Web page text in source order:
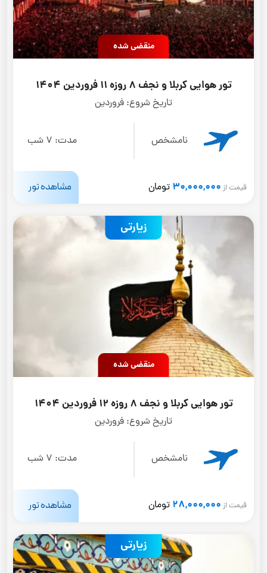
منقضی شده
تور هوایی کربلا و نجف 8 روزه 11 فروردین 1404
تاریخ شروع: فروردین
نامشخص مدت: 7 شب
قیمت از 30,000,000 تومان مشاهده تور
زیارتی
منقضی شده
تور هوایی کربلا و نجف 8 روزه 12 فروردین 1404
تاریخ شروع: فروردین
نامشخص مدت: 7 شب
قیمت از 28,000,000 تومان مشاهده تور
زیارتی